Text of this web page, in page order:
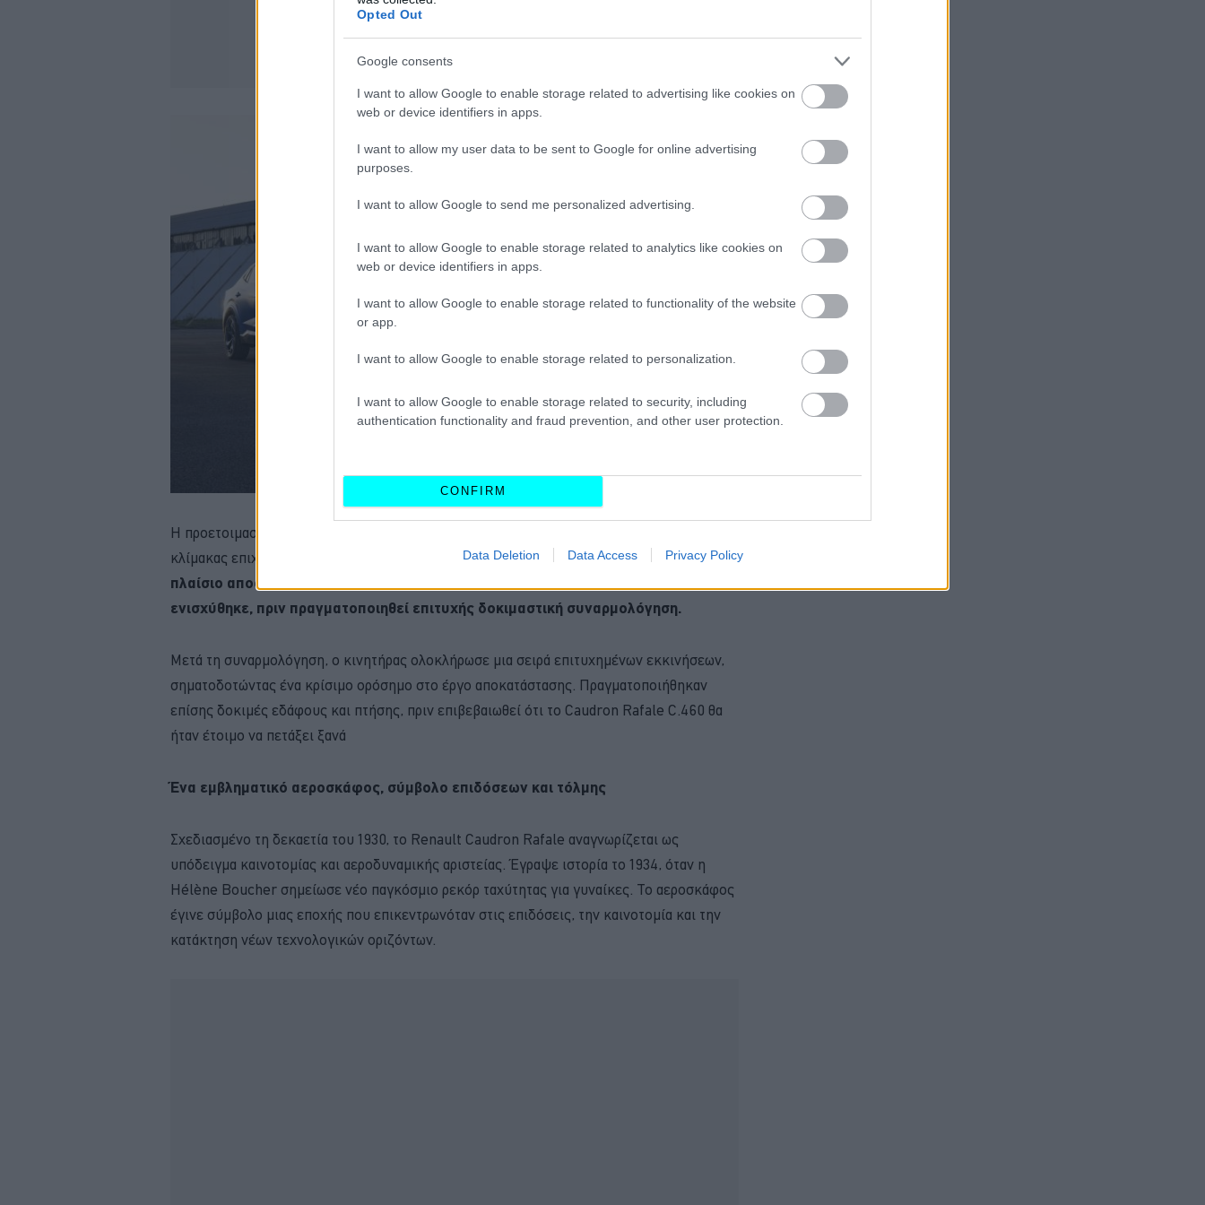
Opted Out
Google consents
I want to allow Google to enable storage related to advertising like cookies on
web or device identifiers in apps.
I want to allow my user data to be sent to Google for online advertising
purposes.
I want to allow Google to send me personalized advertising.
I want to allow Google to enable storage related to analytics like cookies on
web or device identifiers in apps.
I want to allow Google to enable storage related to functionality of the website
or app.
I want to allow Google to enable storage related to personalization.
I want to allow Google to enable storage related to security, including
authentication functionality and fraud prevention, and other user protection.
CONFIRM
Data Deletion Data Access Privacy Policy
Η προετοιμασία του αεροσκάφους για την επιστροφή του στους αιθέρες ήταν μια μεγάλης
κλίμακας επιχείρηση, που περιλάμβανε εκτεταμένες εργασίες σε όλη την άτρακτο:το
πλαίσιο αποσυναρμολογήθηκε πλήρως, επιθεωρήθηκε και στη συνέχεια
ενισχύθηκε, πριν πραγματοποιηθεί επιτυχής δοκιμαστική συναρμολόγηση.
Μετά τη συναρμολόγηση, ο κινητήρας ολοκλήρωσε μια σειρά επιτυχημένων εκκινήσεων,
σηματοδοτώντας ένα κρίσιμο ορόσημο στο έργο αποκατάστασης. Πραγματοποιήθηκαν
επίσης δοκιμές εδάφους και πτήσης, πριν επιβεβαιωθεί ότι το Caudron Rafale C.460 θα
ήταν έτοιμο να πετάξει ξανά
Ένα εμβληματικό αεροσκάφος, σύμβολο επιδόσεων και τόλμης
Σχεδιασμένο τη δεκαετία του 1930, το Renault Caudron Rafale αναγνωρίζεται ως
υπόδειγμα καινοτομίας και αεροδυναμικής αριστείας. Έγραψε ιστορία το 1934, όταν η
Hélène Boucher σημείωσε νέο παγκόσμιο ρεκόρ ταχύτητας για γυναίκες. Το αεροσκάφος
έγινε σύμβολο μιας εποχής που επικεντρωνόταν στις επιδόσεις, την καινοτομία και την
κατάκτηση νέων τεχνολογικών οριζόντων.